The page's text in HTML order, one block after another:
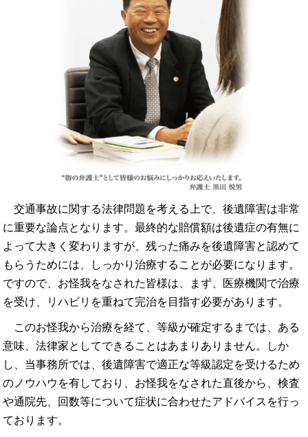
交通事故に関する法律問題を考える上で、後遺障害は非常
に重要な論点となります。最終的な賠償額は後遺症の有無に
よって大きく変わりますが、残った痛みを後遺障害と認めて
もらうためには、しっかり治療することが必要になります。
ですので、お怪我をなされた皆様は、まず、医療機関で治療
を受け、リハビリを重ねて完治を目指す必要があります。
このお怪我から治療を経て、等級が確定するまでは、ある
意味、法律家としてできることはあまりありません。しか
し、当事務所では、後遺障害で適正な等級認定を受けるため
のノウハウを有しており、お怪我をなされた直後から、検査
や通院先、回数等について症状に合わせたアドバイスを行っ
ております。